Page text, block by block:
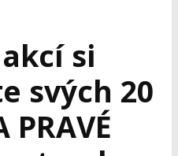
si
svých 20
PRAVÉ